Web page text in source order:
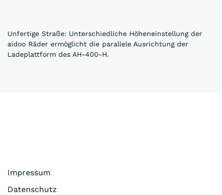
Unfertige Straße: Unterschiedliche Höheneinstellung der
aidoo Räder ermöglicht die parallele Ausrichtung der
Ladeplattform des AH-400-H.
Impressum
Datenschutz